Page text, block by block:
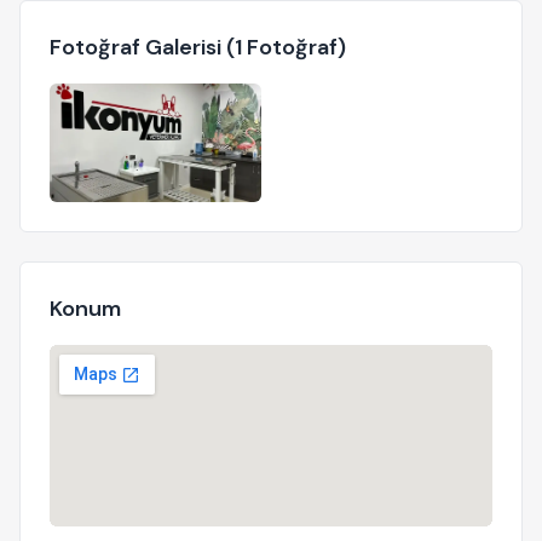
Fotoğraf Galerisi (1 Fotoğraf)
Konum